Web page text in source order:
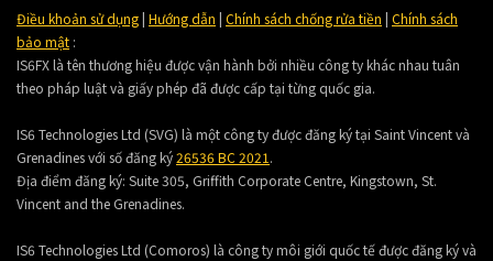
Điều khoản sử dụng| Hướng dẫn | Chính sách chống rửa tiền | Chính sách
bảo mật :
IS6FX là tên thương hiệu được vận hành bởi nhiều công ty khác nhau tuân
theo pháp luật và giấy phép đã được cấp tại từng quốc gia.
IS6 Technologies Ltd (SVG) là một công ty được đăng ký tại Saint Vincent và
Grenadines với số đăng ký26536 BC 2021.
Địa điểm đăng ký: Suite 305, Griffith Corporate Centre, Kingstown, St.
Vincent and the Grenadines.
IS6 Technologies Ltd (Comoros) là công ty môi giới quốc tế được đăng ký và